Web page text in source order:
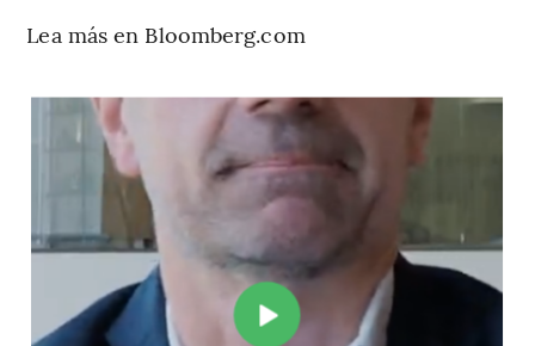
Lea más en Bloomberg.com